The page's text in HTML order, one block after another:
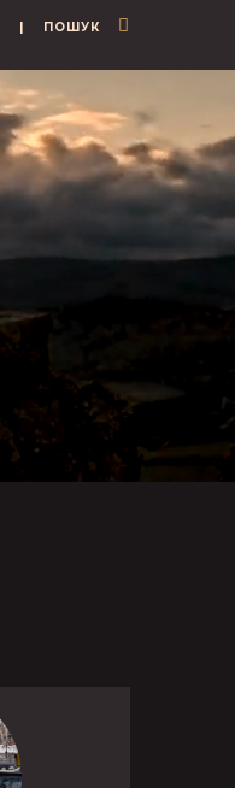
| ПОШУК